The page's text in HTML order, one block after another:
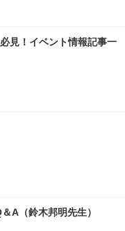
見！イベント情報記事一
A（鈴木邦明先生）